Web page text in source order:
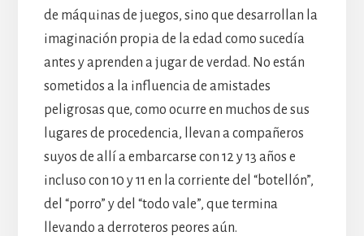
de máquinas de juegos, sino que desarrollan la
imaginación propia de la edad como sucedía
antes y aprenden a jugar de verdad. No están
sometidos a la influencia de amistades
peligrosas que, como ocurre en muchos de sus
lugares de procedencia, llevan a compañeros
suyos de allí a embarcarse con 12 y 13 años e
incluso con 10 y 11 en la corriente del “botellón”,
del “porro” y del “todo vale”, que termina
llevando a derroteros peores aún.